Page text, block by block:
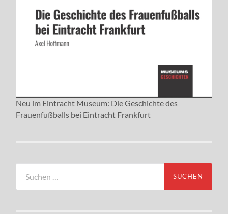
Neu im Eintracht Museum: Die Geschichte des
Frauenfußballs bei Eintracht Frankfurt
nach: